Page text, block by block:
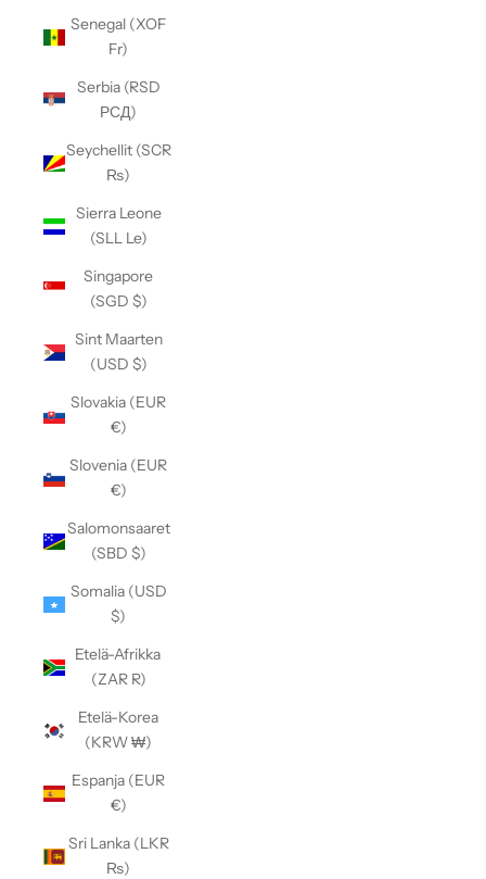
Senegal (XOF
Fr)
Serbia (RSD
РСД)
Seychellit (SCR
₨)
Sierra Leone
(SLL Le)
Singapore
(SGD $)
Sint Maarten
(USD $)
Slovakia (EUR
€)
Slovenia (EUR
€)
Salomonsaaret
(SBD $)
Somalia (USD
$)
Etelä-Afrikka
(ZAR R)
Etelä-Korea
(KRW ₩)
Espanja (EUR
€)
Sri Lanka (LKR
₨)